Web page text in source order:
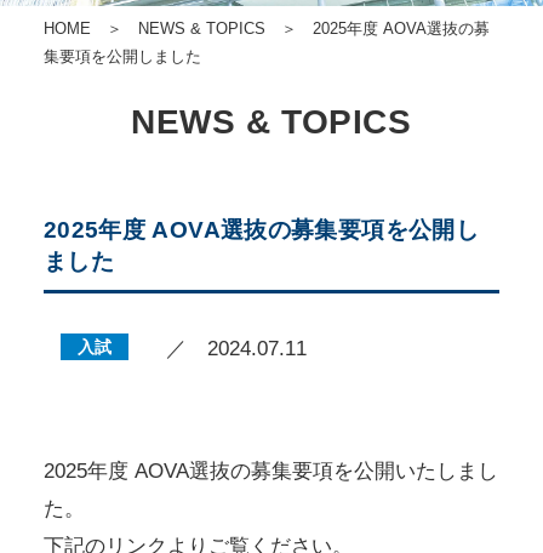
HOME ＞ NEWS & TOPICS ＞ 2025年度 AOVA選抜の募
集要項を公開しました
NEWS & TOPICS
2025年度 AOVA選抜の募集要項を公開し
ました
入試 ／ 2024.07.11
2025年度 AOVA選抜の募集要項を公開いたしまし
た。
下記のリンクよりご覧ください。